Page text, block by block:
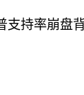
支持率崩盘